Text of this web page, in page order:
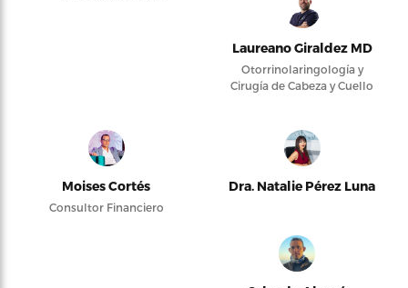
Laureano Giraldez MD
Otorrinolaringología y
Cirugía de Cabeza y Cuello
Moises Cortés
Consultor Financiero
Dra. Natalie Pérez Luna